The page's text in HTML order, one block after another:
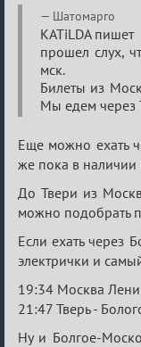
Re:
План
мероприятия
(дополнения
Шатомарго
KATiLDA пишет
прошел слух,
мск.
Билеты из
Мы едем через
Еще можно ехать
же пока в наличии
До Твери из
можно подобрать
Если ехать через
электрички и
19:34 Москва
21:47 Тверь -
Ну и Болгое-